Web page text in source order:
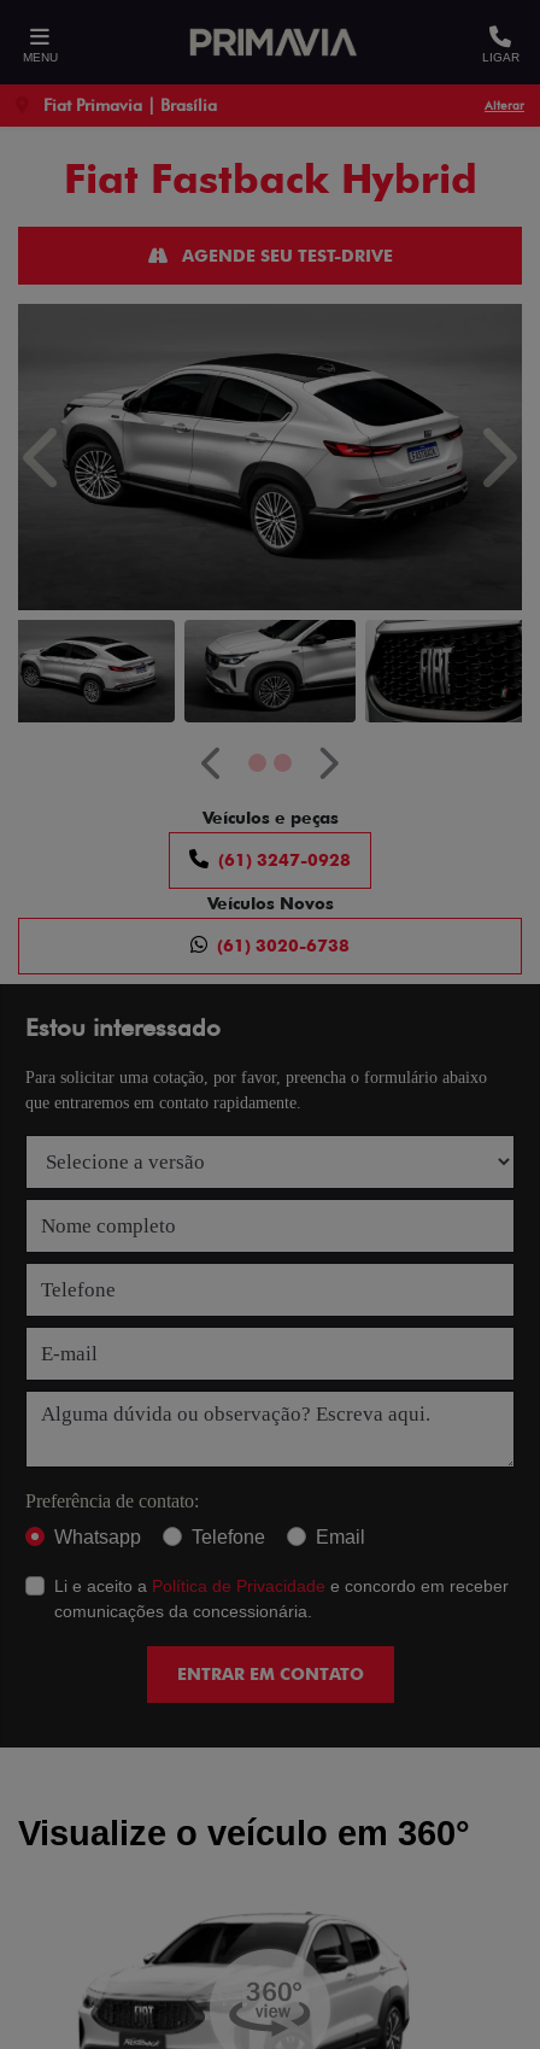
MENU LIGAR
Fiat Primavia | Brasília Alterar
Fiat Fastback Hybrid
AGENDE SEU TEST-DRIVE
Estou interessado
Para solicitar uma cotação, por favor, preencha o formulário abaixo
que entraremos em contato rapidamente.
Preferência de contato:
Whatsapp
Telefone Email
Li e aceito a Política de Privacidade e concordo em receber
comunicações da concessionária.
ENTRAR EM CONTATO
Anterior
Anterior Próximo
Veículos e peças
(61) 3247-0928
Veículos Novos
(61) 3020-6738
Visualize o veículo em 360°